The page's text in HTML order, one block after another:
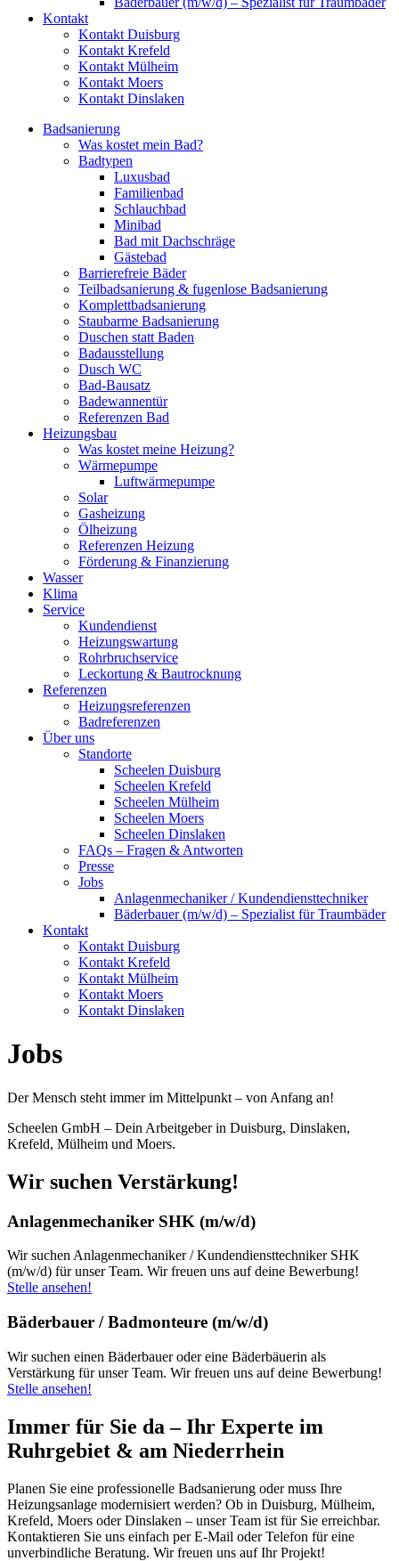
Kontakt
Kontakt Duisburg
Kontakt Krefeld
Kontakt Mülheim
Kontakt Moers
Kontakt Dinslaken
Badsanierung
Was kostet mein Bad?
Badtypen
Luxusbad
Familienbad
Schlauchbad
Minibad
Bad mit Dachschräge
Gästebad
Barrierefreie Bäder
Teilbadsanierung & fugenlose Badsanierung
Komplettbadsanierung
Staubarme Badsanierung
Duschen statt Baden
Badausstellung
Dusch WC
Bad-Bausatz
Badewannentür
Referenzen Bad
Heizungsbau
Was kostet meine Heizung?
Wärmepumpe
Luftwärmepumpe
Solar
Gasheizung
Ölheizung
Referenzen Heizung
Förderung & Finanzierung
Wasser
Klima
Service
Kundendienst
Heizungswartung
Rohrbruchservice
Leckortung & Bautrocknung
Referenzen
Heizungsreferenzen
Badreferenzen
Über uns
Standorte
Scheelen Duisburg
Scheelen Krefeld
Scheelen Mülheim
Scheelen Moers
Scheelen Dinslaken
FAQs – Fragen & Antworten
Presse
Jobs
Anlagenmechaniker / Kundendiensttechniker
Bäderbauer (m/w/d) – Spezialist für Traumbäder
Kontakt
Kontakt Duisburg
Kontakt Krefeld
Kontakt Mülheim
Kontakt Moers
Kontakt Dinslaken
Jobs
Der Mensch steht immer im Mittelpunkt – von Anfang an!
Scheelen GmbH – Dein Arbeitgeber in Duisburg, Dinslaken,
Krefeld, Mülheim und Moers.
Wir suchen Verstärkung!
Anlagenmechaniker SHK (m/w/d)
Wir suchen Anlagenmechaniker / Kundendiensttechniker SHK
(m/w/d) für unser Team. Wir freuen uns auf deine Bewerbung!
Stelle ansehen!
Bäderbauer / Badmonteure (m/w/d)
Wir suchen einen Bäderbauer oder eine Bäderbäuerin als
Verstärkung für unser Team. Wir freuen uns auf deine Bewerbung!
Stelle ansehen!
Immer für Sie da – Ihr Experte im
Ruhrgebiet & am Niederrhein
Planen Sie eine professionelle Badsanierung oder muss Ihre
Heizungsanlage modernisiert werden? Ob in Duisburg, Mülheim,
Krefeld, Moers oder Dinslaken – unser Team ist für Sie erreichbar.
Kontaktieren Sie uns einfach per E-Mail oder Telefon für eine
unverbindliche Beratung. Wir freuen uns auf Ihr Projekt!